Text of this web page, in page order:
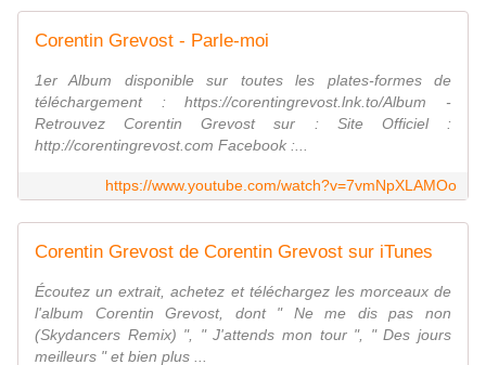
Corentin Grevost - Parle-moi
1er Album disponible sur toutes les plates-formes de
téléchargement : https://corentingrevost.lnk.to/Album -
Retrouvez Corentin Grevost sur : Site Officiel :
http://corentingrevost.com Facebook :...
https://www.youtube.com/watch?v=7vmNpXLAMOo
Corentin Grevost de Corentin Grevost sur iTunes
Écoutez un extrait, achetez et téléchargez les morceaux de
l'album Corentin Grevost, dont " Ne me dis pas non
(Skydancers Remix) ", " J'attends mon tour ", " Des jours
meilleurs " et bien plus ...